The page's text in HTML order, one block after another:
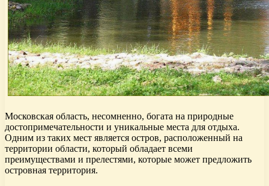
Московская область, несомненно, богата на природные
достопримечательности и уникальные места для отдыха.
Одним из таких мест является остров, расположенный на
территории области, который обладает всеми
преимуществами и прелестями, которые может предложить
островная территория.